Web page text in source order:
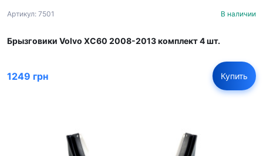
Артикул: 7501 В наличии
Брызговики Volvo XC60 2008-2013 комплект 4 шт.
1249 грн Купить